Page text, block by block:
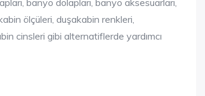
banyo dolapları, banyo aksesuarları,
ölçüleri, duşakabin renkleri,
cinsleri gibi alternatiflerde yardımcı